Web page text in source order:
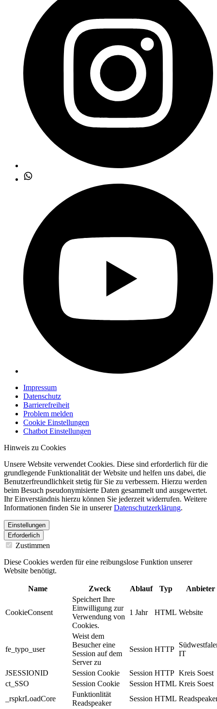
Impressum
Datenschutz
Barrierefreiheit
Problem melden
Cookie Einstellungen
Chatbot Einstellungen
Hinweis zu Cookies
Unsere Website verwendet Cookies. Diese sind erforderlich für die
grundlegende Funktionalität der Website und helfen uns dabei, die
Benutzerfreundlichkeit stetig für Sie zu verbessern. Hierzu werden
beim Besuch pseudonymisierte Daten gesammelt und ausgewertet.
Ihr Einverständnis hierzu können Sie jederzeit widerrufen. Weitere
Informationen finden Sie in unsererDatenschutzerklärung.
Einstellungen
Erforderlich
Zustimmen
Diese Cookies werden für eine reibungslose Funktion unserer
Website benötigt.
Name Zweck Ablauf Typ Anbieter
CookieConsent
Speichert Ihre
Einwilligung zur
Verwendung von
Cookies.
1 Jahr HTML Website
fe_typo_user
Weist dem
Besucher eine
Session auf dem
Server zu
Session HTTP
IT
JSESSIONID Session Cookie Session HTTP Kreis Soest
ct_SSO
Session Cookie Session HTML Kreis Soest
_rspkrLoadCore
Funktionlität
Readspeaker
Session HTML